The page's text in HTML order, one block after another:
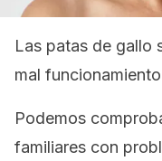
Las patas de gallo
mal
Podemos
familiares con